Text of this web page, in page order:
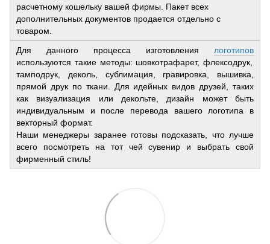
расчетному кошельку вашей фирмы. Пакет всех
дополнительных документов продается отдельно с
товаром.
Для данного процесса изготовления логотипов
используются такие методы: шовкотрафарет, флексодрук,
тамподрук, деколь, сублимация, гравировка, вышивка,
прямой друк по ткани. Для идейных видов друзей, таких
как визуализация или декольте, дизайн может быть
индивидуальным и после перевода вашего логотипа в
векторный формат.
Наши менеджеры заранее готовы подсказать, что лучше
всего посмотреть на тот чей сувенир и выбрать свой
фирменный стиль!